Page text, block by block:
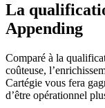
La
Appending
Comparé à la
coûteuse,
Cartégie vous fera
d’être opérationnel